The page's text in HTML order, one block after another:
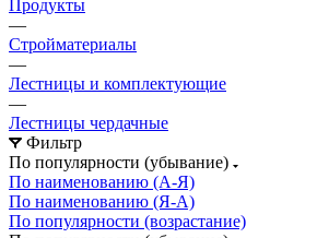
Продукты
—
Стройматериалы
—
Лестницы и комплектующие
—
Лестницы чердачные
Фильтр
По популярности (убывание)
По наименованию (А-Я)
По наименованию (Я-А)
По популярности (возрастание)